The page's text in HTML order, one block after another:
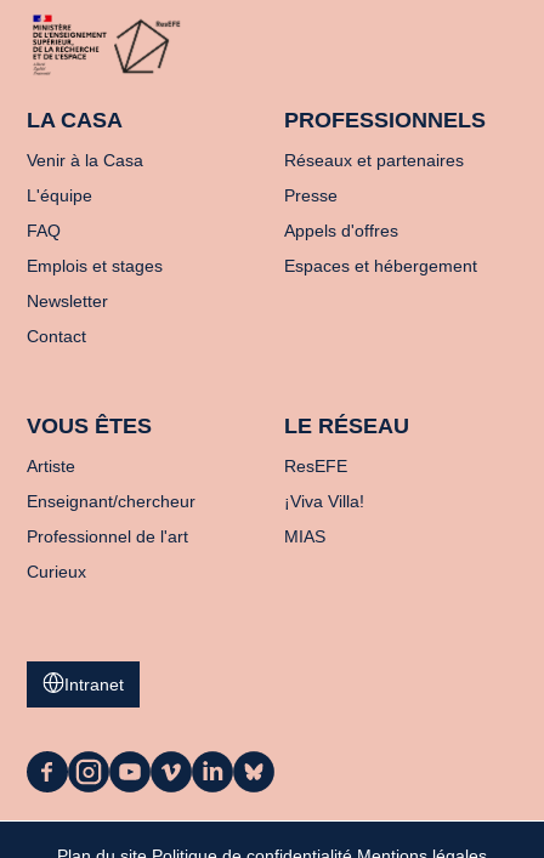
LA CASA
Venir à la Casa
L'équipe
FAQ
Emplois et stages
Newsletter
Contact
PROFESSIONNELS
Réseaux et partenaires
Presse
Appels d'offres
Espaces et hébergement
VOUS ÊTES
Artiste
Enseignant/chercheur
Professionnel de l'art
Curieux
LE RÉSEAU
ResEFE
¡Viva Villa!
MIAS
Intranet
La
sur
Facebook
La
sur
Instagram
La
sur
Youtube
La
sur
Vimeo
La
sur
LinkedIn
La
sur
Bluesky